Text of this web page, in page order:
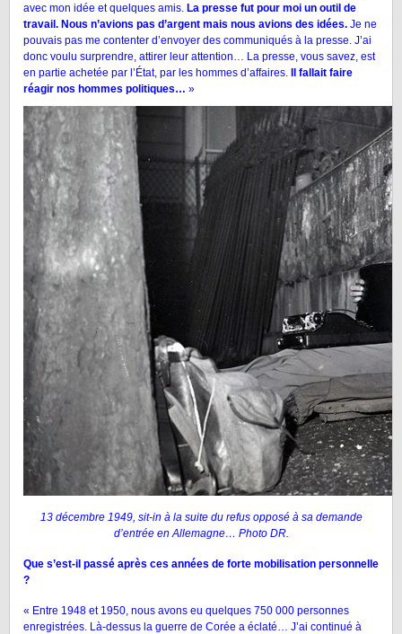
avec mon idée et quelques amis. La presse fut pour moi un outil de
travail. Nous n’avions pas d’argent mais nous avions des idées. Je ne
pouvais pas me contenter d’envoyer des communiqués à la presse. J’ai
donc voulu surprendre, attirer leur attention… La presse, vous savez, est
en partie achetée par l’État, par les hommes d’affaires. Il fallait faire
réagir nos hommes politiques… »
13 décembre 1949, sit-in à la suite du refus opposé à sa demande
d’entrée en Allemagne… Photo DR.
Que s’est-il passé après ces années de forte mobilisation personnelle
?
« Entre 1948 et 1950, nous avons eu quelques 750 000 personnes
enregistrées. Là-dessus la guerre de Corée a éclaté… J’ai continué à